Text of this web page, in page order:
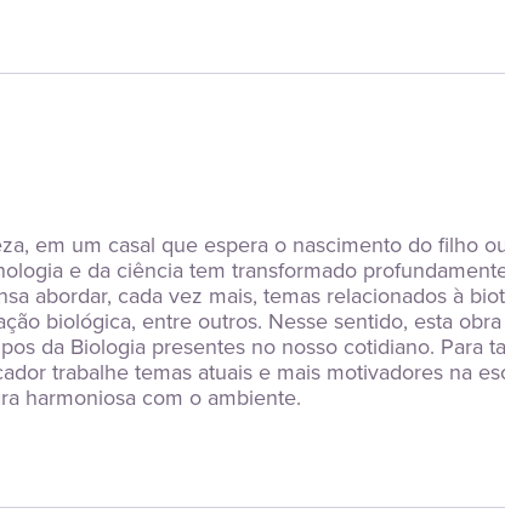
em um casal que espera o nascimento do filho
e da ciência tem transformado
abordar, cada vez mais, temas relacionados à
biológica, entre outros. Nesse sentido, esta
da Biologia presentes no nosso cotidiano. Para
trabalhe temas atuais e mais motivadores na
harmoniosa com o ambiente.